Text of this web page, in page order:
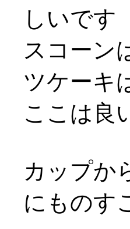
しいです
スコーン
ツケーキ
ここは良
カップか
にものす